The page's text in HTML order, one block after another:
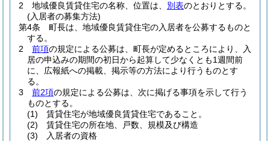
2
地域優良賃貸住宅の名称、位置は、 別表のとおりとする。
(入居者の募集方法)
第4条
町長は、地域優良賃貸住宅の入居者を公募するものと
する。
2
前項の規定による公募は、町長が定めるところにより、入
居の申込みの期間の初日から起算して少なくとも1週間前
に、広報紙への掲載、掲示等の方法により行うものとす
る。
3
前2項の規定による公募は、次に掲げる事項を示して行う
ものとする。
(1)
賃貸住宅が地域優良賃貸住宅であること。
(2)
賃貸住宅の所在地、戸数、規模及び構造
(3)
入居者の資格